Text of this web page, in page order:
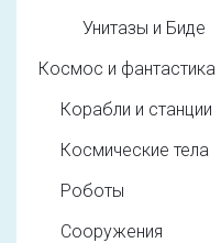
Унитазы и Биде
Космос и фантастика
Корабли и станции
Космические тела
Роботы
Сооружения